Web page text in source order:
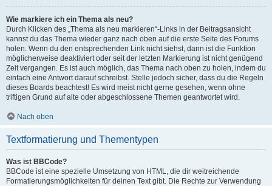
Wie markiere ich ein Thema als neu?
Durch Klicken des „Thema als neu markieren“-Links in der Beitragsansicht
kannst du das Thema wieder ganz nach oben auf die erste Seite des Forums
holen. Wenn du den entsprechenden Link nicht siehst, dann ist die Funktion
möglicherweise deaktiviert oder seit der letzten Markierung ist nicht genügend
Zeit vergangen. Es ist auch möglich, das Thema nach oben zu holen, indem du
einfach eine Antwort darauf schreibst. Stelle jedoch sicher, dass du die Regeln
dieses Boards beachtest! Es wird meist nicht gerne gesehen, wenn ohne
triftigen Grund auf alte oder abgeschlossene Themen geantwortet wird.
Nach oben
Textformatierung und Thementypen
Was ist BBCode?
BBCode ist eine spezielle Umsetzung von HTML, die dir weitreichende
Formatierungsmöglichkeiten für deinen Text gibt. Die Rechte zur Verwendung